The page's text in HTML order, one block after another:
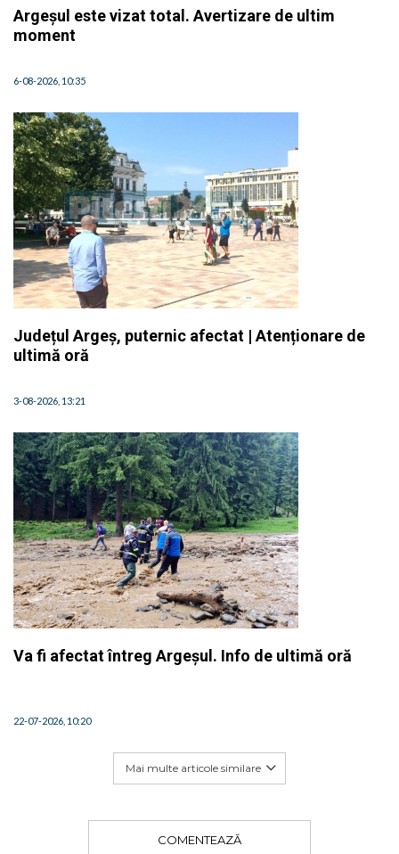
Argeșul este vizat total. Avertizare de ultim
moment
6-08-2026, 10:35
Județul Argeș, puternic afectat | Atenționare de
ultimă oră
3-08-2026, 13:21
Va fi afectat întreg Argeșul. Info de ultimă oră
22-07-2026, 10:20
Mai multe articole similare
COMENTEAZĂ